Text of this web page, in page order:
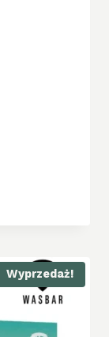
Wyprzedaż!